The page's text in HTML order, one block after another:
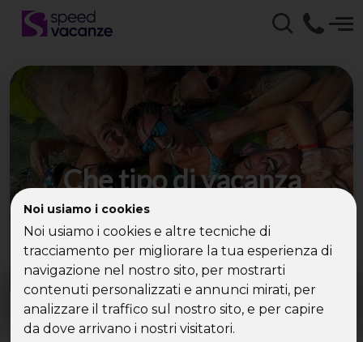
Noi usiamo i cookies
Noi usiamo i cookies e altre tecniche di
tracciamento per migliorare la tua esperienza di
navigazione nel nostro sito, per mostrarti
contenuti personalizzati e annunci mirati, per
analizzare il traffico sul nostro sito, e per capire
da dove arrivano i nostri visitatori.
Che tipo di vacanza
cerchi?
Scegli la tua destinazione tra le diverse proposte
di Speed Vacanze®
Dove? Quando?
Tutto l'anno